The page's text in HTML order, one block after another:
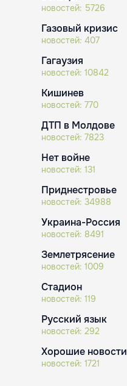
новостей: 5726
Газовый кризис
новостей: 407
Гагаузия
новостей: 10842
Кишинев
новостей: 770
ДТП в Молдове
новостей: 7823
Нет войне
новостей: 131
Приднестровье
новостей: 34988
Украина-Россия
новостей: 8491
Землетрясение
новостей: 1009
Стадион
новостей: 119
Русский язык
новостей: 292
Хорошие новости
новостей: 1721